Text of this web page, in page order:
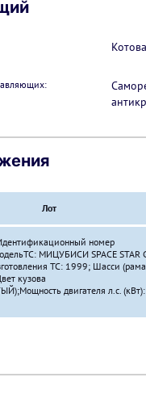
Лот
номер
МИЦУБИСИ SРАСЕ STAR
ТС: 1999; Шасси
кузова
двигателя л.с.